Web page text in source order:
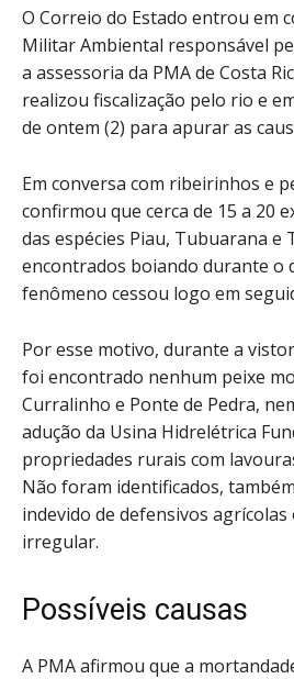
O Correio do Estado entrou em
Militar Ambiental responsável
a assessoria da PMA de Costa
realizou fiscalização pelo rio e
de ontem (2) para apurar as
Em conversa com ribeirinhos e
confirmou que cerca de 15 a 20
das espécies Piau, Tubuarana e
encontrados boiando durante o
fenômeno cessou logo em
Por esse motivo, durante a
foi encontrado nenhum peixe
Curralinho e Ponte de Pedra,
adução da Usina Hidrelétrica
propriedades rurais com
Não foram identificados,
indevido de defensivos
irregular.
Possíveis causas
A PMA afirmou que a